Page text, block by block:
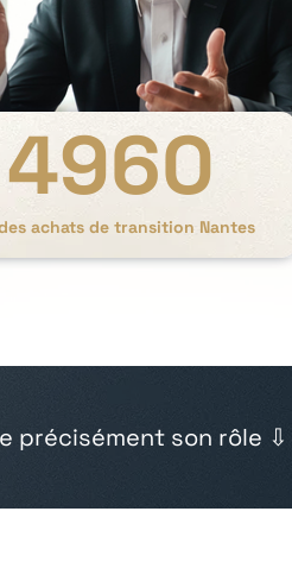
achats de transition Nantes
4960
précisément son rôle ⇩